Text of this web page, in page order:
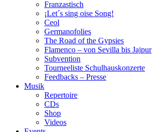
Franzastisch
¡Let´s sing oise Song!
Ceol
Germanofolies
The Road of the Gypsies
Flamenco – von Sevilla bis Jajpur
Subvention
Tourneeliste Schulhauskonzerte
Feedbacks – Presse
Musik
Repertoire
CDs
Shop
Videos